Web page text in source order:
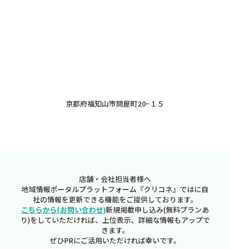
京都府福知山市問屋町20−１５
店舗・会社担当者様へ
地域情報ポータルプラットフォーム『クリコネ』ではに自
社の情報を更新できる機能をご提供しております。
こちらから(お問い合わせ)新規掲載申し込み(無料プランあ
り)をしていただければ、上位表示、詳細な情報もアップで
きます。
ぜひPRにご活用いただければ幸いです。